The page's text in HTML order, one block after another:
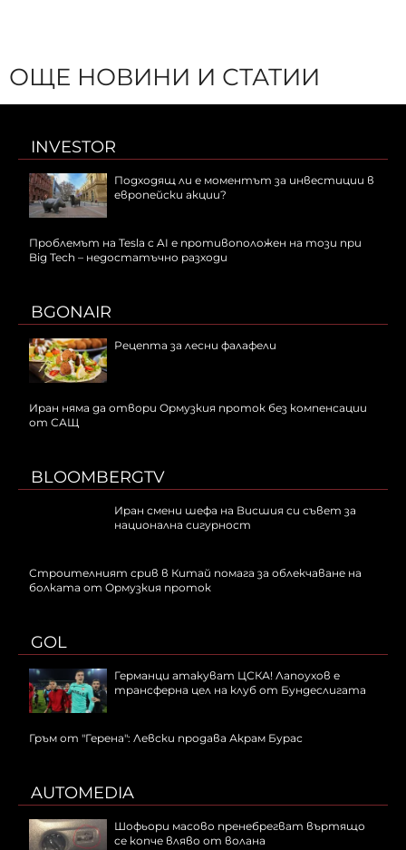
ОЩЕ НОВИНИ И СТАТИИ
INVESTOR
Подходящ ли е моментът за инвестиции в
европейски акции?
Проблемът на Tesla с AI е противоположен на този при
Big Tech – недостатъчно разходи
BGONAIR
Рецепта за лесни фалафели
Иран няма да отвори Ормузкия проток без компенсации
от САЩ
BLOOMBERGTV
Иран смени шефа на Висшия си съвет за
национална сигурност
Строителният срив в Китай помага за облекчаване на
болката от Ормузкия проток
GOL
Германци атакуват ЦСКА! Лапоухов е
трансферна цел на клуб от Бундеслигата
Гръм от "Герена": Левски продава Акрам Бурас
AUTOMEDIA
Шофьори масово пренебрегват въртящо
се копче вляво от волана